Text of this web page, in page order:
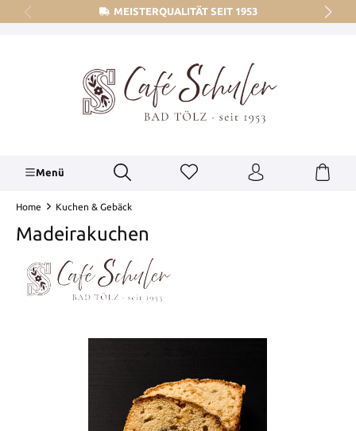
springen MEISTERQUALITÄT SEIT 1953
Menü
Home Kuchen & Gebäck
Madeirakuchen